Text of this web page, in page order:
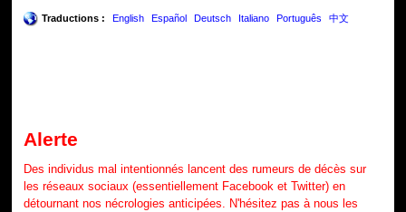
Traductions : English Español Deutsch Italiano Português 中文
Alerte
Des individus mal intentionnés lancent des rumeurs de décès sur
les réseaux sociaux (essentiellement Facebook et Twitter) en
détournant nos nécrologies anticipées. N'hésitez pas à nous les